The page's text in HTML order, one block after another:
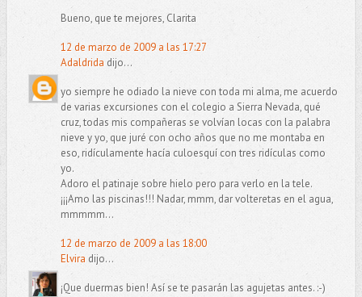
Bueno, que te mejores, Clarita
12 de marzo de 2009 a las 17:27
Adaldrida dijo...
yo siempre he odiado la nieve con toda mi alma, me acuerdo
de varias excursiones con el colegio a Sierra Nevada, qué
cruz, todas mis compañeras se volvían locas con la palabra
nieve y yo, que juré con ocho años que no me montaba en
eso, ridículamente hacía culoesquí con tres ridículas como
yo.
Adoro el patinaje sobre hielo pero para verlo en la tele.
¡¡¡Amo las piscinas!!! Nadar, mmm, dar volteretas en el agua,
mmmmm...
12 de marzo de 2009 a las 18:00
Elvira dijo...
¡Que duermas bien! Así se te pasarán las agujetas antes. :-)